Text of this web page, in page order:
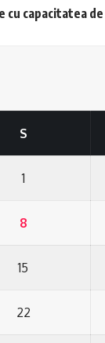
capacitatea
S
1
8
15
22